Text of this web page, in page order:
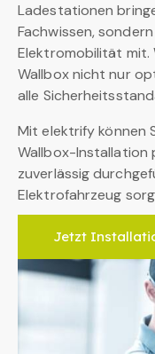
Ladestationen
Fachwissen,
Elektromobilität mit.
Wallbox nicht nur
alle
Mit elektrify können
Wallbox-Installation
zuverlässig
Elektrofahrzeug
Jetzt